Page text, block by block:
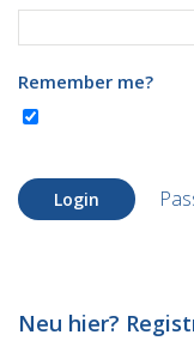
Remember me?
Login
Neu hier?